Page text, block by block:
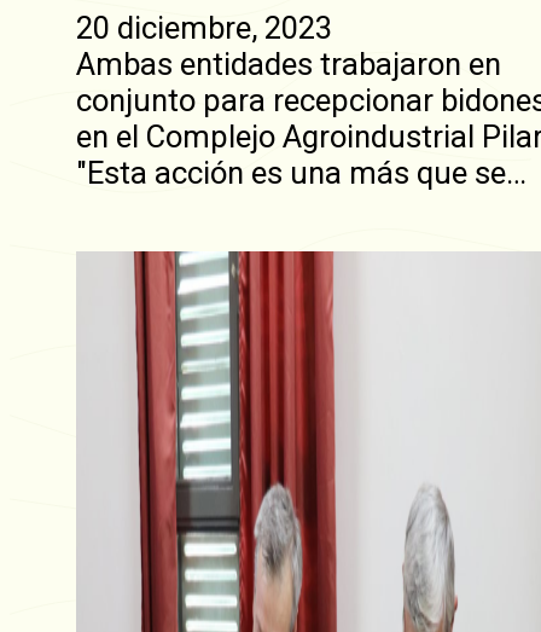
20 diciembre, 2023
Ambas entidades trabajaron en
conjunto para recepcionar
en el Complejo Agroindustrial
"Esta acción es una más que se…